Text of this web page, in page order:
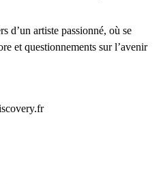
d’un artiste passionné, où se
et questionnements sur l’avenir